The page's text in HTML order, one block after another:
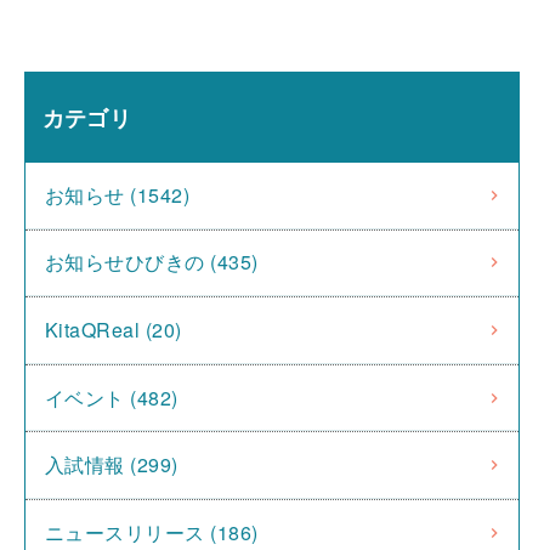
カテゴリ
お知らせ (1542)
お知らせひびきの (435)
KitaQReal (20)
イベント (482)
入試情報 (299)
ニュースリリース (186)